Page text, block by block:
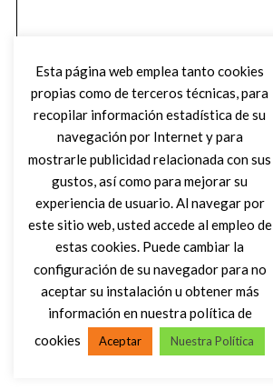
VOLVER AL INICIO
Esta página web emplea tanto cookies
propias como de terceros técnicas, para
recopilar información estadística de su
navegación por Internet y para
mostrarle publicidad relacionada con sus
gustos, así como para mejorar su
experiencia de usuario. Al navegar por
este sitio web, usted accede al empleo de
estas cookies. Puede cambiar la
configuración de su navegador para no
aceptar su instalación u obtener más
información en nuestra política de
cookies
Aceptar Nuestra Política